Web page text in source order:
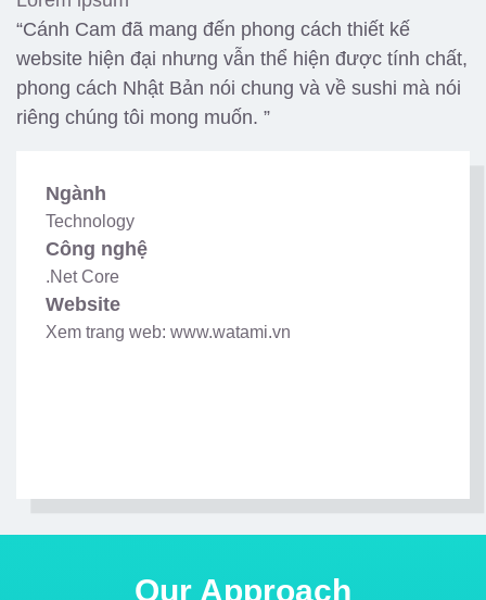
“Cánh Cam đã mang đến phong cách thiết kế
website hiện đại nhưng vẫn thể hiện được tính chất,
phong cách Nhật Bản nói chung và về sushi mà nói
riêng chúng tôi mong muốn. ”
Ngành
Technology
Công nghệ
.Net Core
Website
Xem trang web: www.watami.vn
Our Approach